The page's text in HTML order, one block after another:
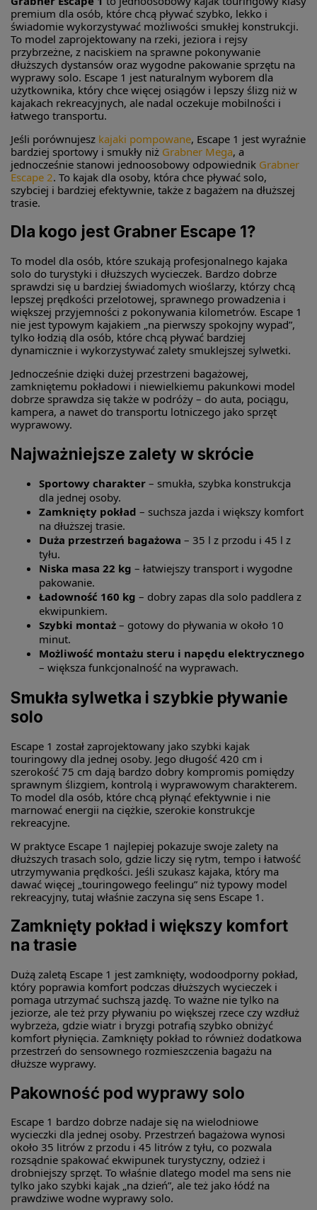
premium dla osób, które chcą pływać szybko, lekko i
świadomie wykorzystywać możliwości smukłej konstrukcji.
To model zaprojektowany na rzeki, jeziora i rejsy
przybrzeżne, z naciskiem na sprawne pokonywanie
dłuższych dystansów oraz wygodne pakowanie sprzętu na
wyprawy solo. Escape 1 jest naturalnym wyborem dla
użytkownika, który chce więcej osiągów i lepszy ślizg niż w
kajakach rekreacyjnych, ale nadal oczekuje mobilności i
łatwego transportu.
Jeśli porównujesz kajaki pompowane, Escape 1 jest wyraźnie
bardziej sportowy i smukły niż Grabner Mega, a
jednocześnie stanowi jednoosobowy odpowiednik Grabner
Escape 2. To kajak dla osoby, która chce pływać solo,
szybciej i bardziej efektywnie, także z bagażem na dłuższej
trasie.
Dla kogo jest Grabner Escape 1?
To model dla osób, które szukają profesjonalnego kajaka
solo do turystyki i dłuższych wycieczek. Bardzo dobrze
sprawdzi się u bardziej świadomych wioślarzy, którzy chcą
lepszej prędkości przelotowej, sprawnego prowadzenia i
większej przyjemności z pokonywania kilometrów. Escape 1
nie jest typowym kajakiem „na pierwszy spokojny wypad”,
tylko łodzią dla osób, które chcą pływać bardziej
dynamicznie i wykorzystywać zalety smuklejszej sylwetki.
Jednocześnie dzięki dużej przestrzeni bagażowej,
zamkniętemu pokładowi i niewielkiemu pakunkowi model
dobrze sprawdza się także w podróży – do auta, pociągu,
kampera, a nawet do transportu lotniczego jako sprzęt
wyprawowy.
Najważniejsze zalety w skrócie
Sportowy charakter – smukła, szybka konstrukcja
dla jednej osoby.
Zamknięty pokład – suchsza jazda i większy komfort
na dłuższej trasie.
Duża przestrzeń bagażowa – 35 l z przodu i 45 l z
tyłu.
Niska masa 22 kg – łatwiejszy transport i wygodne
pakowanie.
Ładowność 160 kg – dobry zapas dla solo paddlera z
ekwipunkiem.
Szybki montaż – gotowy do pływania w około 10
minut.
Możliwość montażu steru i napędu elektrycznego
– większa funkcjonalność na wyprawach.
Smukła sylwetka i szybkie pływanie
solo
Escape 1 został zaprojektowany jako szybki kajak
touringowy dla jednej osoby. Jego długość 420 cm i
szerokość 75 cm dają bardzo dobry kompromis pomiędzy
sprawnym ślizgiem, kontrolą i wyprawowym charakterem.
To model dla osób, które chcą płynąć efektywnie i nie
marnować energii na ciężkie, szerokie konstrukcje
rekreacyjne.
W praktyce Escape 1 najlepiej pokazuje swoje zalety na
dłuższych trasach solo, gdzie liczy się rytm, tempo i łatwość
utrzymywania prędkości. Jeśli szukasz kajaka, który ma
dawać więcej „touringowego feelingu” niż typowy model
rekreacyjny, tutaj właśnie zaczyna się sens Escape 1.
Zamknięty pokład i większy komfort
na trasie
Dużą zaletą Escape 1 jest zamknięty, wodoodporny pokład,
który poprawia komfort podczas dłuższych wycieczek i
pomaga utrzymać suchszą jazdę. To ważne nie tylko na
jeziorze, ale też przy pływaniu po większej rzece czy wzdłuż
wybrzeża, gdzie wiatr i bryzgi potrafią szybko obniżyć
komfort płynięcia. Zamknięty pokład to również dodatkowa
przestrzeń do sensownego rozmieszczenia bagażu na
dłuższe wyprawy.
Pakowność pod wyprawy solo
Escape 1 bardzo dobrze nadaje się na wielodniowe
wycieczki dla jednej osoby. Przestrzeń bagażowa wynosi
około 35 litrów z przodu i 45 litrów z tyłu, co pozwala
rozsądnie spakować ekwipunek turystyczny, odzież i
drobniejszy sprzęt. To właśnie dlatego model ma sens nie
tylko jako szybki kajak „na dzień”, ale też jako łódź na
prawdziwe wodne wyprawy solo.